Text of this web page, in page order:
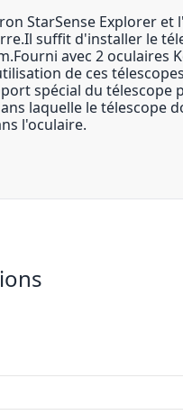
StarSense Explorer
suffit d'installer le
avec 2
de ces
spécial du télescope
laquelle le
l'oculaire.